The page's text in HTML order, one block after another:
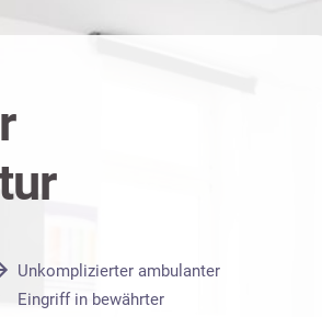
Unkomplizierter ambulanter
Eingriff in bewährter